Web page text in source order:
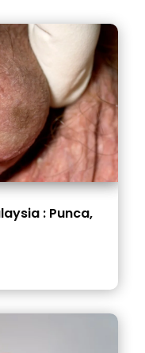
: Punca,